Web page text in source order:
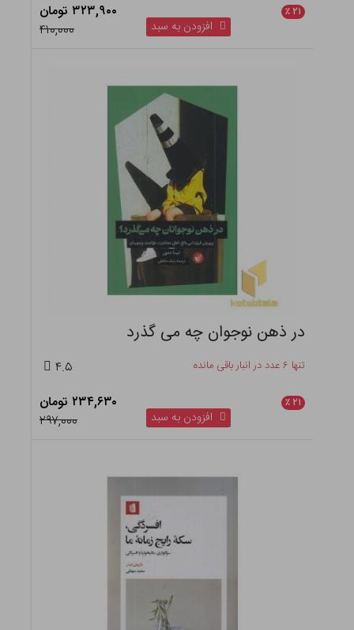
۲۱ ٪
۳۲۳,۹۰۰ تومان
۴۱۰,۰۰۰
افزودن به سبد
در ذهن نوجوان چه می گذرد
تنها ۶ عدد در انبار باقی مانده ۴.۵
۲۱ ٪
۲۳۴,۶۳۰ تومان
۲۹۷,۰۰۰
افزودن به سبد